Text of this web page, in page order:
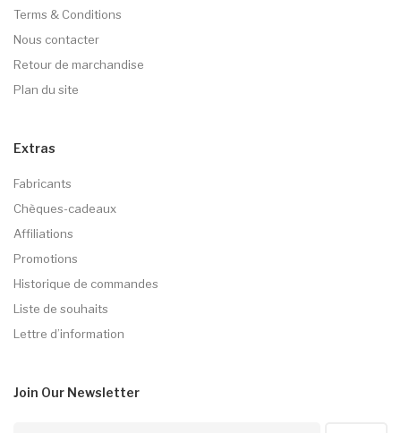
Terms & Conditions
Nous contacter
Retour de marchandise
Plan du site
Extras
Fabricants
Chèques-cadeaux
Affiliations
Promotions
Historique de commandes
Liste de souhaits
Lettre d’information
Join Our Newsletter